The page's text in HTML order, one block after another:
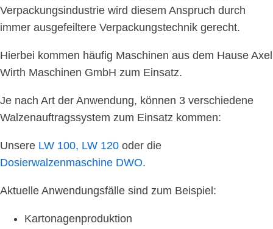
Verpackungsindustrie wird diesem Anspruch durch
immer ausgefeiltere Verpackungstechnik gerecht.
Hierbei kommen häufig Maschinen aus dem Hause Axel
Wirth Maschinen GmbH zum Einsatz.
Je nach Art der Anwendung, können 3 verschiedene
Walzenauftragssystem zum Einsatz kommen:
Unsere LW 100, LW 120 oder die
Dosierwalzenmaschine DWO.
Aktuelle Anwendungsfälle sind zum Beispiel:
Kartonagenproduktion